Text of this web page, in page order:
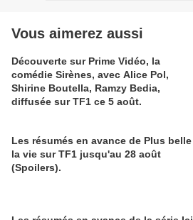
Vous aimerez aussi
Découverte sur Prime Vidéo, la
comédie Sirènes, avec Alice Pol,
Shirine Boutella, Ramzy Bedia,
diffusée sur TF1 ce 5 août.
Les résumés en avance de Plus belle
la vie sur TF1 jusqu'au 28 août
(Spoilers).